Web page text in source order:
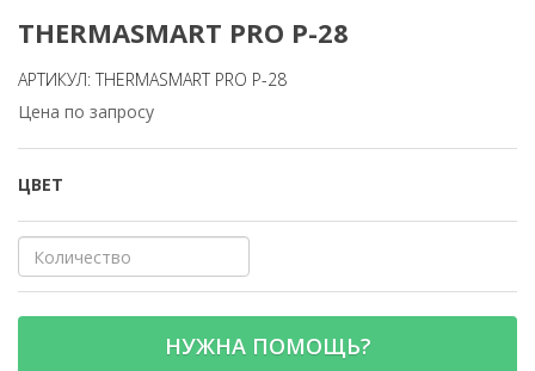
THERMASMART PRO P-28
АРТИКУЛ: THERMASMART PRO P-28
Цена по запросу
ЦВЕТ
НУЖНА ПОМОЩЬ?